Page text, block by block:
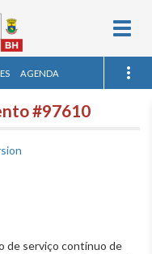
AGENDA
#97610
de serviço contínuo de